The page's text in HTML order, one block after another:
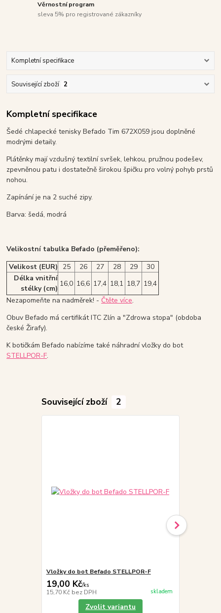
Věrnostní program
sleva 5% pro registrované zákazníky
Kompletní specifikace
Související zboží 2
Kompletní specifikace
Šedé chlapecké tenisky Befado Tim 672X059 jsou doplněné
modrými detaily.
Plátěnky mají vzdušný textilní svršek, lehkou, pružnou podešev,
zpevněnou patu i dostatečně širokou špičku pro volný pohyb prstů
nohou.
Zapínání je na 2 suché zipy.
Barva: šedá, modrá
Velikostní tabulka Befado (přeměřeno):
Velikost (EUR)
25 26 27 28 29
30
Délka vnitřní
stélky (cm)
16,0 16,6 17,4 18,1 18,7 19,4
Nezapomeňte na nadměrek! - Čtěte více.
Obuv Befado má certifikát ITC Zlín a "Zdrowa stopa" (obdoba
české Žirafy).
K botičkám Befado nabízíme také náhradní vložky do bot
STELLPOR-F.
Související zboží 2
Vložky do bot Befado STELLPOR-F
19,00 Kč/ks
15,70 Kč bez DPH skladem
Zvolit variantu